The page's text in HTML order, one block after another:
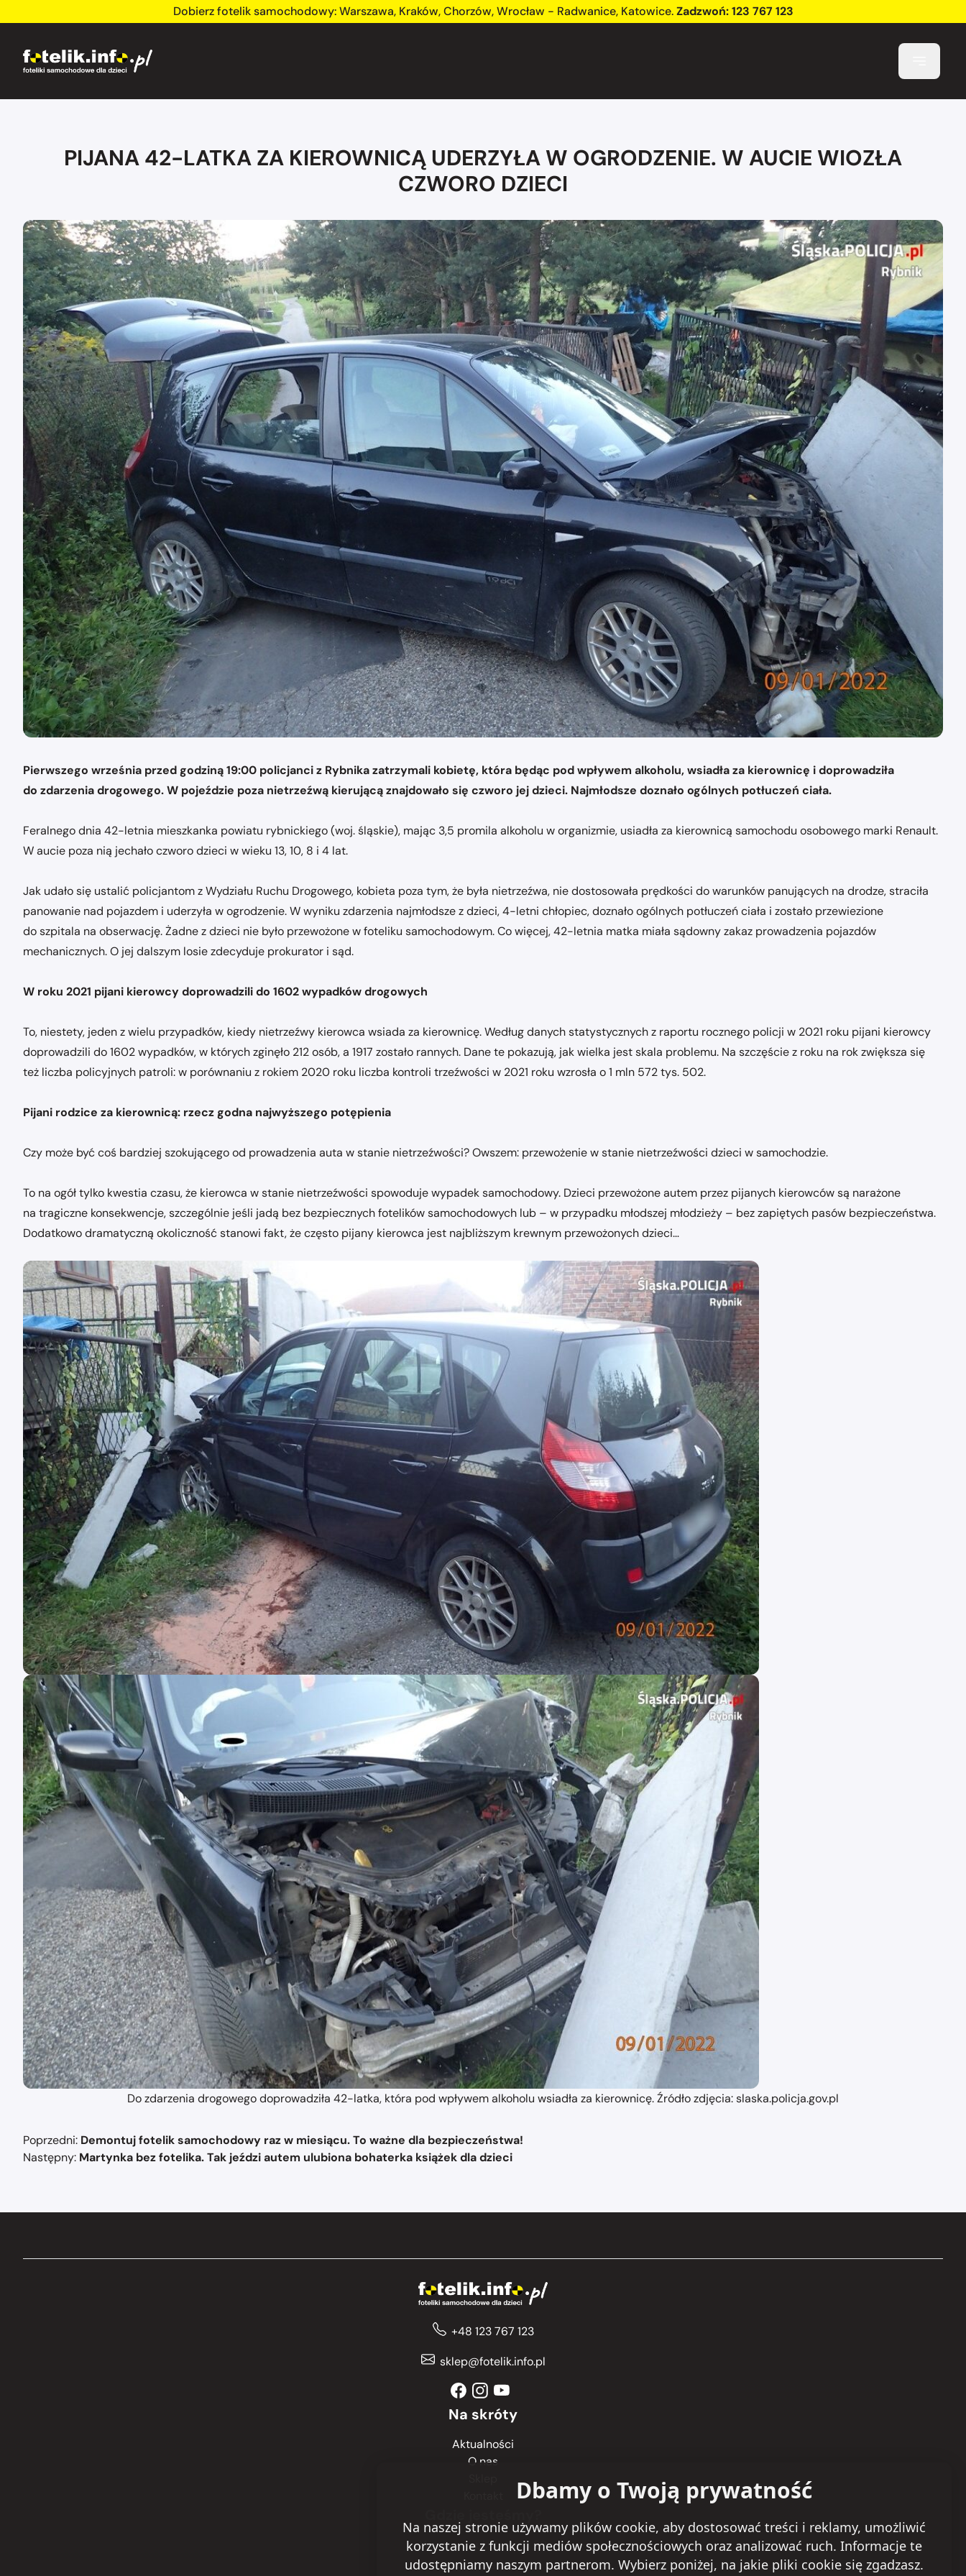
Dobierz fotelik samochodowy:Warszawa, Kraków,Chorzów,Wrocław - Radwanice, Katowice.Zadzwoń:123 767 123
PIJANA 42-LATKA ZA KIEROWNICĄ UDERZYŁA W OGRODZENIE. W AUCIE WIOZŁA
CZWORO DZIECI
Pierwszego września przed godziną 19:00 policjanci z Rybnika zatrzymali kobietę, która będąc pod wpływem alkoholu, wsiadła za kierownicę i doprowadziła
do zdarzenia drogowego. W pojeździe poza nietrzeźwą kierującą znajdowało się czworo jej dzieci. Najmłodsze doznało ogólnych potłuczeń ciała.
Feralnego dnia 42-letnia mieszkanka powiatu rybnickiego (woj. śląskie), mając 3,5 promila alkoholu w organizmie, usiadła za kierownicą samochodu osobowego marki Renault.
W aucie poza nią jechało czworo dzieci w wieku 13, 10, 8 i 4 lat.
Jak udało się ustalić policjantom z Wydziału Ruchu Drogowego, kobieta poza tym, że była nietrzeźwa, nie dostosowała prędkości do warunków panujących na drodze, straciła
panowanie nad pojazdem i uderzyła w ogrodzenie. W wyniku zdarzenia najmłodsze z dzieci, 4-letni chłopiec, doznało ogólnych potłuczeń ciała i zostało przewiezione
do szpitala na obserwację. Żadne z dzieci nie było przewożone w foteliku samochodowym. Co więcej, 42-letnia matka miała sądowny zakaz prowadzenia pojazdów
mechanicznych. O jej dalszym losie zdecyduje prokurator i sąd.
W roku 2021 pijani kierowcy doprowadzili do 1602 wypadków drogowych
To, niestety, jeden z wielu przypadków, kiedy nietrzeźwy kierowca wsiada za kierownicę. Według danych statystycznych z raportu rocznego policji w 2021 roku pijani kierowcy
doprowadzili do 1602 wypadków, w których zginęło 212 osób, a 1917 zostało rannych. Dane te pokazują, jak wielka jest skala problemu. Na szczęście z roku na rok zwiększa się
też liczba policyjnych patroli: w porównaniu z rokiem 2020 roku liczba kontroli trzeźwości w 2021 roku wzrosła o 1 mln 572 tys. 502.
Pijani rodzice za kierownicą: rzecz godna najwyższego potępienia
Czy może być coś bardziej szokującego od prowadzenia auta w stanie nietrzeźwości? Owszem: przewożenie w stanie nietrzeźwości dzieci w samochodzie.
To na ogół tylko kwestia czasu, że kierowca w stanie nietrzeźwości spowoduje wypadek samochodowy. Dzieci przewożone autem przez pijanych kierowców są narażone
na tragiczne konsekwencje, szczególnie jeśli jadą bez bezpiecznych fotelików samochodowych lub – w przypadku młodszej młodzieży – bez zapiętych pasów bezpieczeństwa.
Dodatkowo dramatyczną okoliczność stanowi fakt, że często pijany kierowca jest najbliższym krewnym przewożonych dzieci…
Do zdarzenia drogowego doprowadziła 42-latka, która pod wpływem alkoholu wsiadła za kierownicę. Źródło zdjęcia: slaska.policja.gov.pl
Nawigacja
wpisu
Poprzedni: Demontuj fotelik samochodowy raz w miesiącu. To ważne dla bezpieczeństwa!
Następny: Martynka bez fotelika. Tak jeździ autem ulubiona bohaterka książek dla dzieci
+48 123 767 123
sklep@fotelik.info.pl
Na skróty
Aktualności
O nas
Warszawaul. Ryżowa 29
Krakówul. Stawowa 26
Dbamy o Twoją prywatność
Na naszej stronie używamy plików cookie, aby dostosować treści i reklamy, umożliwić
korzystanie z funkcji mediów społecznościowych oraz analizować ruch. Informacje te
udostępniamy naszym partnerom. Wybierz poniżej, na jakie pliki cookie się zgadzasz.